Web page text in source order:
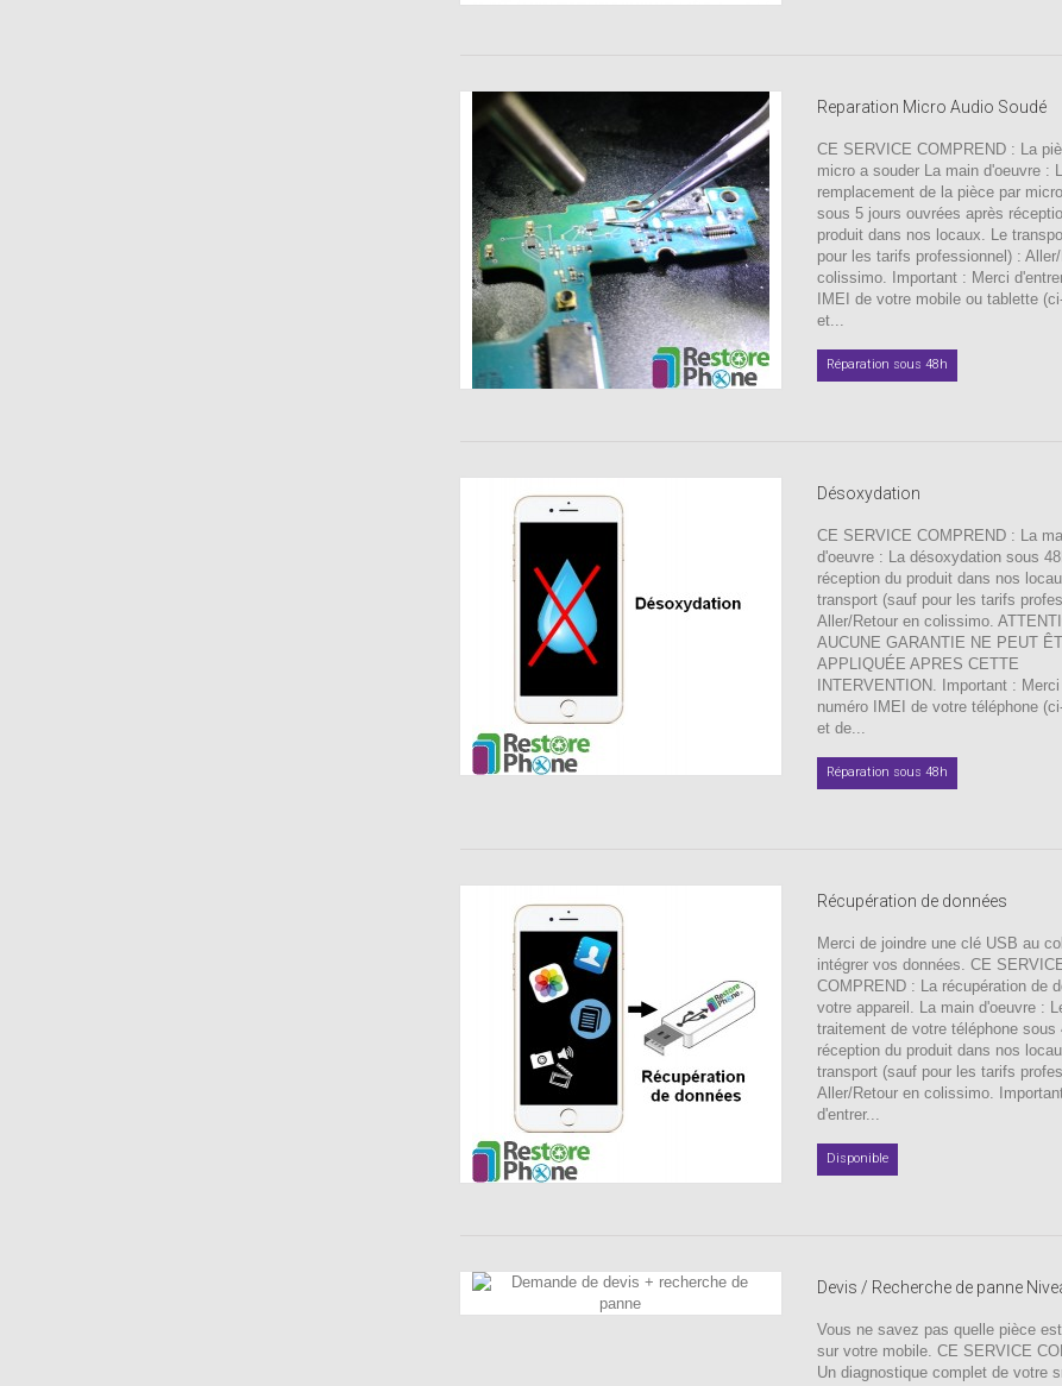
Reparation Micro Audio Soudé
CE SERVICE COMPREND : La
micro a souder La main d'oeuvre :
remplacement de la pièce par
sous 5 jours ouvrées après
produit dans nos locaux. Le
pour les tarifs professionnel) :
colissimo. Important : Merci
IMEI de votre mobile ou tablette
et...
Réparation sous 48h
Désoxydation
CE SERVICE COMPREND : La
d'oeuvre : La désoxydation sous
réception du produit dans nos
transport (sauf pour les tarifs
Aller/Retour en colissimo.
AUCUNE GARANTIE NE PEUT
APPLIQUÉE APRES CETTE
INTERVENTION. Important :
numéro IMEI de votre téléphone
et de...
Réparation sous 48h
Récupération de données
Merci de joindre une clé USB au
intégrer vos données. CE
COMPREND : La récupération de
votre appareil. La main d'oeuvre :
traitement de votre téléphone sous
réception du produit dans nos
transport (sauf pour les tarifs
Aller/Retour en colissimo.
d'entrer...
Disponible
Devis / Recherche de panne
Vous ne savez pas quelle pièce
sur votre mobile. CE SERVICE
Un diagnostique complet de votre